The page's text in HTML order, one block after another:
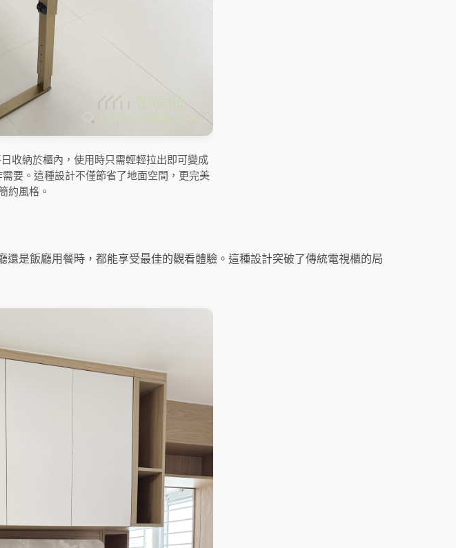
收納於櫃內，使用時只需輕輕拉出即可變成
要。這種設計不僅節省了地面空間，更完美
約風格。
是飯廳用餐時，都能享受最佳的觀看體驗。這種設計突破了傳統電視櫃的局